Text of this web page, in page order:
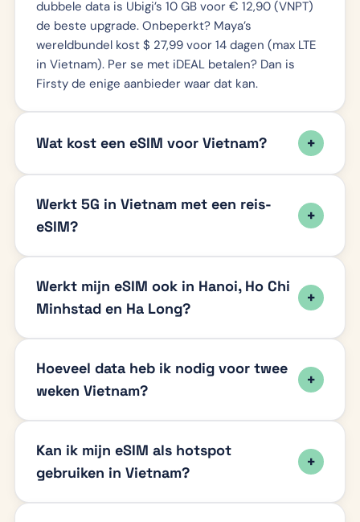
dubbele data is Ubigi’s 10 GB voor € 12,90 (VNPT)
de beste upgrade. Onbeperkt? Maya’s
wereldbundel kost $ 27,99 voor 14 dagen (max LTE
in Vietnam). Per se met iDEAL betalen? Dan is
Firsty de enige aanbieder waar dat kan.
Wat kost een eSIM voor Vietnam?
Werkt 5G in Vietnam met een reis-
eSIM?
Werkt mijn eSIM ook in Hanoi, Ho Chi
Minhstad en Ha Long?
Hoeveel data heb ik nodig voor twee
weken Vietnam?
Kan ik mijn eSIM als hotspot
gebruiken in Vietnam?